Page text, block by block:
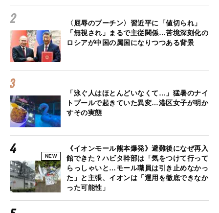
〈屈辱のプーチン〉習近平に「値切られ」
「無視され」まるで主従関係…苦境深刻化の
ロシアが中国の属国になりつつある背景
「泳ぐ人はほとんどいなくて…」猛暑のナイ
トプールで起きていた異変…港区女子が明か
すその実態
NEW
《イオンモール熊本爆発》避難後になぜ再入
館できた？ハビタ幹部は「気をつけて行って
らっしゃいと…モール職員は引き止めなかっ
た」と主張、イオンは「運用を徹底できなか
った可能性」